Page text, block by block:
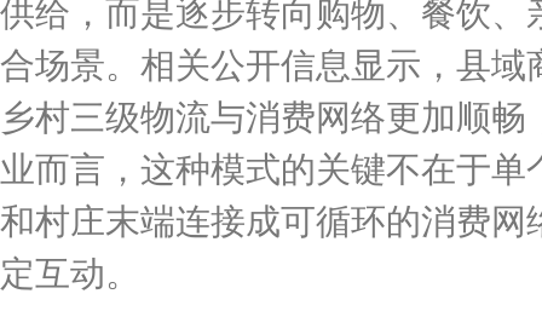
供给，而是逐步转向购物、餐饮
合场景。相关公开信息显示，县
乡村三级物流与消费网络更加顺
业而言，这种模式的关键不在于
和村庄末端连接成可循环的消费
定互动。